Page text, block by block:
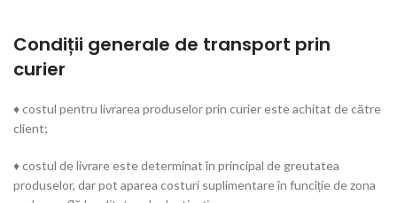
Condiții generale de transport prin
curier
♦ costul pentru livrarea produselor prin curier este achitat de către
client;
♦ costul de livrare este determinat în principal de greutatea
produselor, dar pot aparea costuri suplimentare în funcîție de zona